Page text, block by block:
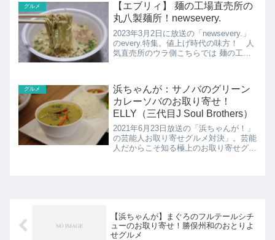
ごくうらーめん大千元の紹介です！
グルメ
【エブリィ】 麺の工場直売所の
丸八製麺所！newsevery.
2023年3月2日に放送の「newsevery.」
のevery.特集。値上げ時代の味方！ 人
気直売所のウラ側こちらでは 麺の工場
グルメ
浜ちゃんが：サノバのグリーン
カレーソバのお取り寄せ！
ELLY（三代目J Soul Brothers）
2021年6月23日放送の「浜ちゃんが！」
の芸能人お取り寄せグルメ対決」。芸能
人だからこそ知る極上のお取り寄せグル
【浜ちゃんが】まぐろのフルテールシチ
ューのお取り寄せ！勝俣州和のおとりよ
せグルメ